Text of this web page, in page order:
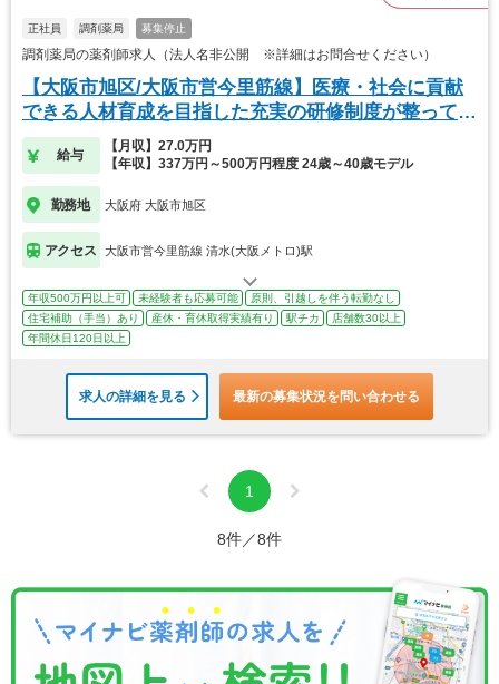
正社員 調剤薬局 募集停止
調剤薬局の薬剤師求人（法人名非公開 ※詳細はお問合せください）
【大阪市旭区/大阪市営今里筋線】医療・社会に貢献
できる人材育成を目指した充実の研修制度が整ってい
ます
給与
【月収】27.0万円
【年収】337万円～500万円程度 24歳～40歳モデル
勤務地 大阪府 大阪市旭区
アクセス 大阪市営今里筋線 清水(大阪メトロ)駅
年収500万円以上可 未経験者も応募可能
原則、引越しを伴う転勤なし
住宅補助（手当）あり
産休・育休取得実績有り 駅チカ
店舗数30以上
年間休日120日以上
求人の詳細を見る 最新の募集状況を問い合わせる
1
8件／8件